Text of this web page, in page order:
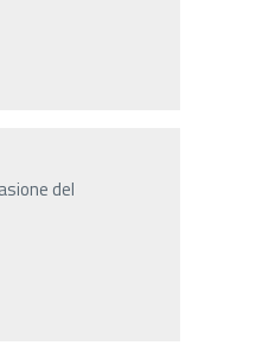
del